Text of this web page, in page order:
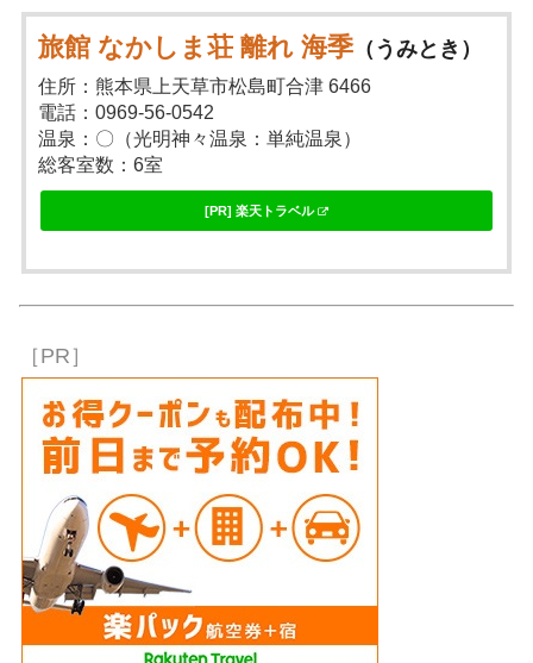
旅館 なかしま荘 離れ 海季 （うみとき）
住所：熊本県上天草市松島町合津 6466
電話：0969-56-0542
温泉：〇（光明神々温泉：単純温泉）
総客室数：6室
[PR] 楽天トラベル
［PR］